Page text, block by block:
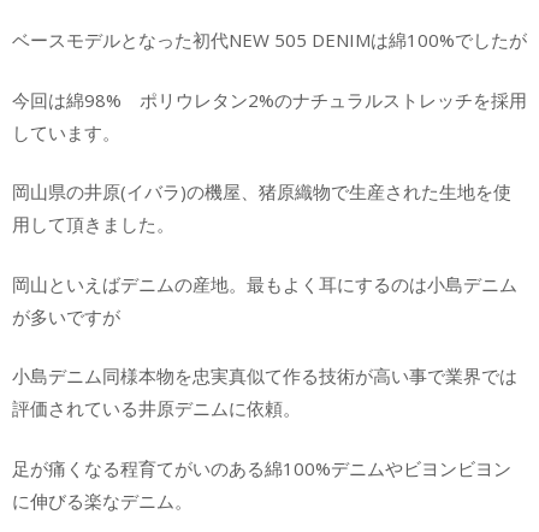
ベースモデルとなった初代NEW 505 DENIMは綿100%でしたが
今回は綿98% ポリウレタン2%のナチュラルストレッチを採用
しています。
岡山県の井原(イバラ)の機屋、猪原織物で生産された生地を使
用して頂きました。
岡山といえばデニムの産地。最もよく耳にするのは小島デニム
が多いですが
小島デニム同様本物を忠実真似て作る技術が高い事で業界では
評価されている井原デニムに依頼。
足が痛くなる程育てがいのある綿100%デニムやビヨンビヨン
に伸びる楽なデニム。